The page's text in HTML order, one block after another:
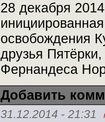
28 декабря
освобождения
друзья
Фернандеса
Добавить
31.12.2014 - 21:31